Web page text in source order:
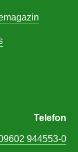
Telefon
944553-0